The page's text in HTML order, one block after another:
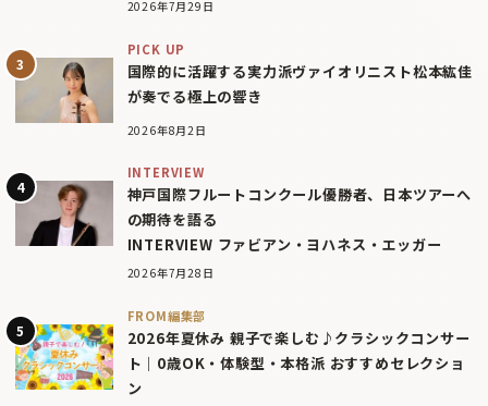
2026年7月29日
PICK UP
国際的に活躍する実力派ヴァイオリニスト松本紘佳
が奏でる極上の響き
2026年8月2日
INTERVIEW
神戸国際フルートコンクール優勝者、日本ツアーへ
の期待を語る
INTERVIEW ファビアン・ヨハネス・エッガー
2026年7月28日
FROM編集部
2026年夏休み 親子で楽しむ♪クラシックコンサー
ト｜0歳OK・体験型・本格派 おすすめセレクショ
ン